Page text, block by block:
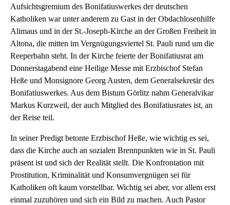
Aufsichtsgremium des Bonifatiuswerkes der deutschen
Katholiken war unter anderem zu Gast in der Obdachlosenhilfe
Alimaus und in der St.-Joseph-Kirche an der Großen Freiheit in
Altona, die mitten im Vergnügungsviertel St. Pauli rund um die
Reeperbahn steht. In der Kirche feierte der Bonifatiusrat am
Donnerstagabend eine Heilige Messe mit Erzbischof Stefan
Heße und Monsignore Georg Austen, dem Generalsekretär des
Bonifatiuswerkes. Aus dem Bistum Görlitz nahm Generalvikar
Markus Kurzweil, der auch Mitglied des Bonifatiusrates ist, an
der Reise teil.
In seiner Predigt betonte Erzbischof Heße, wie wichtig es sei,
dass die Kirche auch an sozialen Brennpunkten wie in St. Pauli
präsent ist und sich der Realität stellt. Die Konfrontation mit
Prostitution, Kriminalität und Konsumvergnügen sei für
Katholiken oft kaum vorstellbar. Wichtig sei aber, vor allem erst
einmal zuzuhören und sich ein Bild zu machen. Auch Pastor